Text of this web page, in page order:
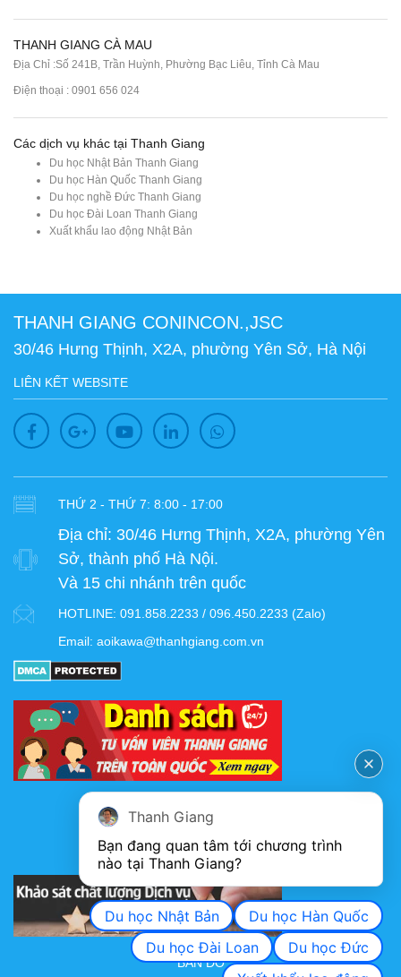
THANH GIANG CÀ MAU
Địa Chỉ :Số 241B, Trần Huỳnh, Phường Bạc Liêu, Tỉnh Cà Mau
Điện thoại : 0901 656 024
Các dịch vụ khác tại Thanh Giang
Du học Nhật Bản Thanh Giang
Du học Hàn Quốc Thanh Giang
Du học nghề Đức Thanh Giang
Du học Đài Loan Thanh Giang
Xuất khẩu lao động Nhật Bản
THANH GIANG CONINCON.,JSC
30/46 Hưng Thịnh, X2A, phường Yên Sở, Hà Nội
LIÊN KẾT WEBSITE
THỨ 2 - THỨ 7: 8:00 - 17:00
Địa chỉ: 30/46 Hưng Thịnh, X2A, phường Yên
Sở, thành phố Hà Nội.
Và 15 chi nhánh trên quốc
HOTLINE: 091.858.2233 / 096.450.2233 (Zalo)
Email: aoikawa@thanhgiang.com.vn
KHẢO SÁT CHẤT LƯỢNG DỊCH VỤ
BẢN ĐỒ
Thanh Giang
Bạn đang quan tâm tới chương trình
nào tại Thanh Giang?
Du học Nhật Bản
Du học Hàn Quốc
Du học Đài Loan
Du học Đức